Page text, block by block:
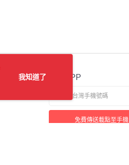
官方APP
免費傳送載點至手機
我知道了